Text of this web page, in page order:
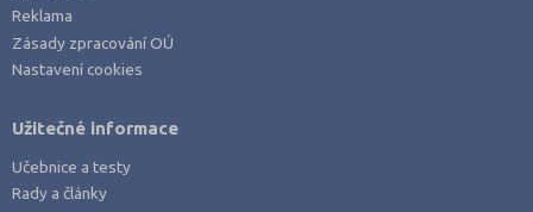
Reklama
Zásady zpracování OÚ
Nastavení cookies
Užitečné informace
Učebnice a testy
Rady a články